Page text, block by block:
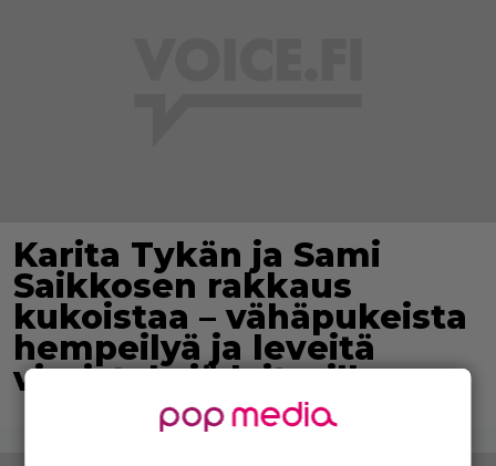
Karita Tykän ja Sami
Saikkosen rakkaus
kukoistaa – vähäpukeista
hempeilyä ja leveitä
virnistyksiä laiturilla